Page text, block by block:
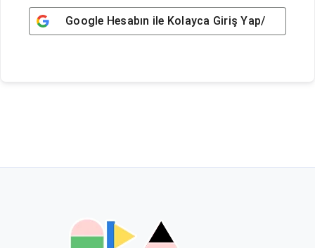
Google Hesabın ile Kolayca Giriş Yap/ Üye Ol